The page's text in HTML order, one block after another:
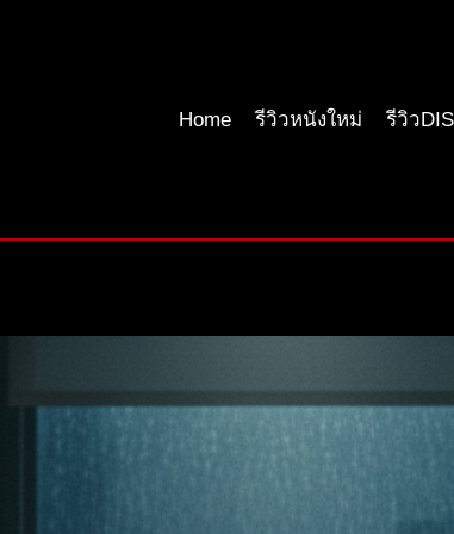
Home
รีวิวหนังใหม่ รีวิว